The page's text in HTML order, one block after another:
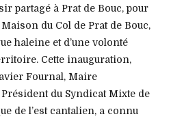
partagé à Prat de Bouc, pour
du Col de Prat de Bouc,
haleine et d’une volonté
Cette inauguration,
Fournal, Maire
du Syndicat Mixte de
de l’est cantalien, a connu